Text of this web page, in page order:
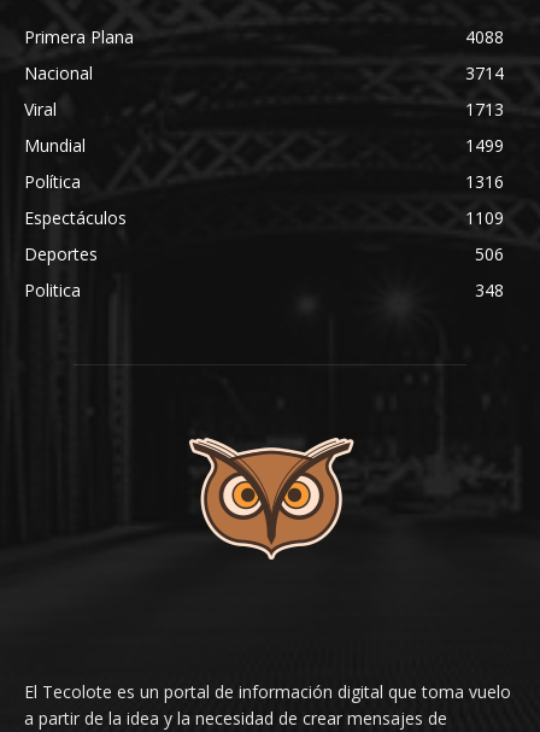
Primera Plana
4088
Nacional
3714
Viral
1713
Mundial
1499
Política
1316
Espectáculos
1109
Deportes
506
Politica
348
El Tecolote es un portal de información digital que toma vuelo
a partir de la idea y la necesidad de crear mensajes de